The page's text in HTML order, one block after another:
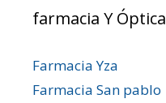
farmacia Y
Farmacia Yza
Farmacia San pablo